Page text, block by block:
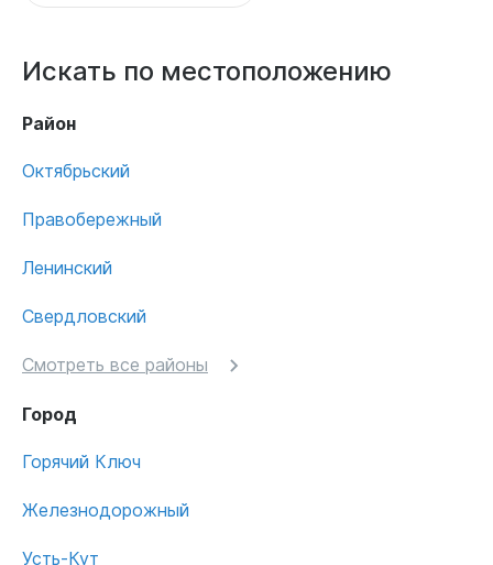
Искать по местоположению
Район
Октябрьский
Правобережный
Ленинский
Свердловский
Смотреть все районы
Город
Горячий Ключ
Железнодорожный
Усть-Кут